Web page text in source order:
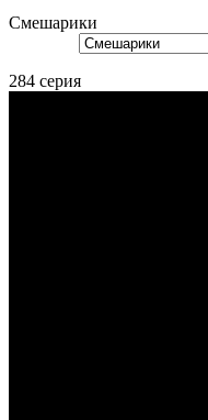
Смешарики
284 серия